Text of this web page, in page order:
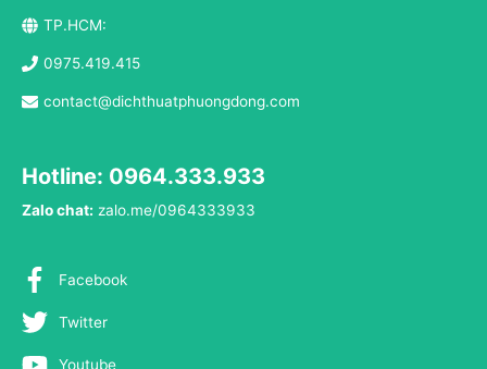
TP.HCM:
0975.419.415
contact@dichthuatphuongdong.com
Hotline: 0964.333.933
Zalo chat: zalo.me/0964333933
Facebook
Twitter
Youtube